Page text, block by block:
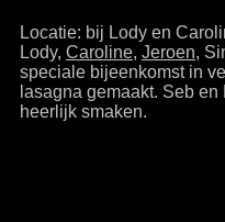
Locatie: bij Lody en
Lody, Caroline, Jeroen,
speciale bijeenkomst in
lasagna gemaakt. Seb
heerlijk smaken.